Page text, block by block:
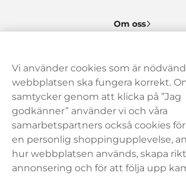
Behöver du hjälp? Kontakta
hej@haypp.com
08 517 910 97
Mån-Tor 8.00-17.00 | Fre 9.00-17.00 |
13)
Om oss
Vi använder cookies som är
webbplatsen ska fungera korrekt.
samtycker genom att klicka på ”Jag
godkänner” använder vi och våra
samarbetspartners också cookies
en personlig shoppingupplevelse,
hur webbplatsen används, skapa
annonsering och för att följa upp